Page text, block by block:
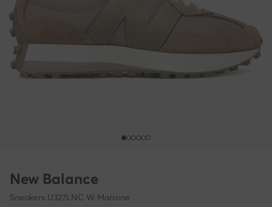
New Balance
Sneakers U327LNC W Marrone